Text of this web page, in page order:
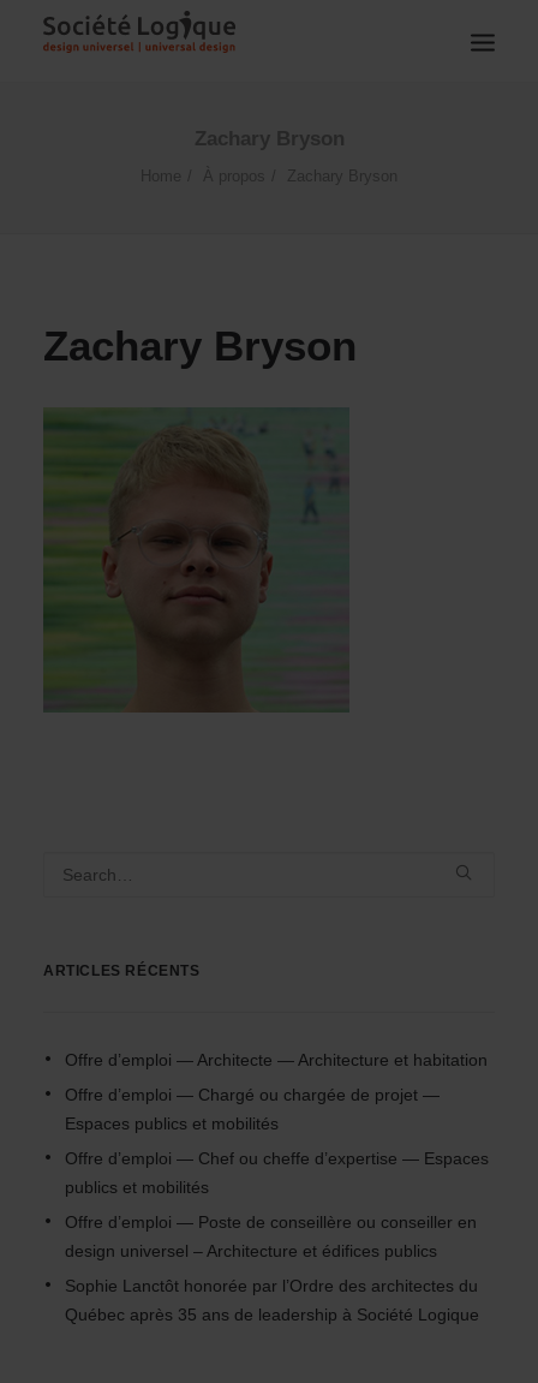
Zachary Bryson
Home À propos Zachary Bryson
Zachary Bryson
ARTICLES RÉCENTS
Offre d’emploi — Architecte — Architecture et habitation
Offre d’emploi — Chargé ou chargée de projet —
Espaces publics et mobilités
Offre d’emploi — Chef ou cheffe d’expertise — Espaces
publics et mobilités
Offre d’emploi — Poste de conseillère ou conseiller en
design universel – Architecture et édifices publics
Sophie Lanctôt honorée par l’Ordre des architectes du
Québec après 35 ans de leadership à Société Logique